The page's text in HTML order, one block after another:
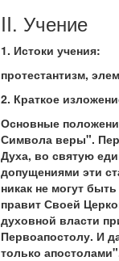
II. Учение
1. Истоки учения:
протестантизм,
2. Краткое
Основные
Символа веры".
Духа, во святую
допущениями эти
никак не могут
правит Своей
духовной власти
Первоапостолу. И
только